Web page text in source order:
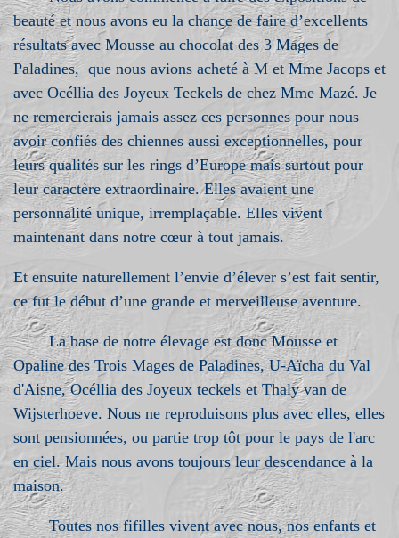
beauté et nous avons eu la chance de faire d’excellents
résultats avec Mousse au chocolat des 3 Mages de
Paladines, que nous avions acheté à M et Mme Jacops et
avec Océllia des Joyeux Teckels de chez Mme Mazé. Je
ne remercierais jamais assez ces personnes pour nous
avoir confiés des chiennes aussi exceptionnelles, pour
leurs qualités sur les rings d’Europe mais surtout pour
leur caractère extraordinaire. Elles avaient une
personnalité unique, irremplaçable. Elles vivent
maintenant dans notre cœur à tout jamais.
Et ensuite naturellement l’envie d’élever s’est fait sentir,
ce fut le début d’une grande et merveilleuse aventure.
La base de notre élevage est donc Mousse et
Opaline des Trois Mages de Paladines, U-Aïcha du Val
d'Aisne, Océllia des Joyeux teckels et Thaly van de
Wijsterhoeve. Nous ne reproduisons plus avec elles, elles
sont pensionnées, ou partie trop tôt pour le pays de l'arc
en ciel. Mais nous avons toujours leur descendance à la
maison.
Toutes nos fifilles vivent avec nous, nos enfants et